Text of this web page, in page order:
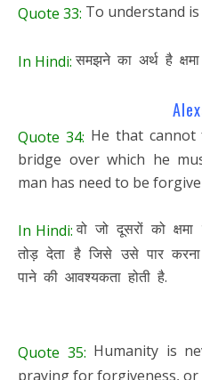
Quote 33: To understand
In Hindi:समझने का अर्थ है
Quote 34: He that
bridge over which he
man has need to be
In Hindi:वो जो दूसरों को
तोड़ देता है जिसे उसे पार करना
पाने की आवश्यकता होती है.
Quote 35: Humanity is
praying for forgiveness,